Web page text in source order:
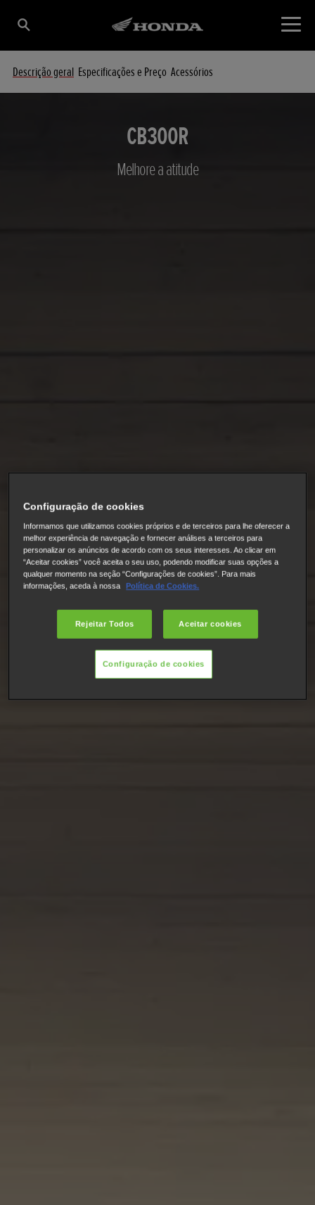
Descrição geral Especificações e Preço Acessórios
CB300R
Melhore a atitude
Configuração de cookies
Informamos que utilizamos cookies próprios e de terceiros para lhe oferecer a
melhor experiência de navegação e fornecer análises a terceiros para
personalizar os anúncios de acordo com os seus interesses. Ao clicar em
“Aceitar cookies” você aceita o seu uso, podendo modificar suas opções a
qualquer momento na seção “Configurações de cookies”. Para mais
informações, aceda à nossa
Política de Cookies.
Rejeitar Todos Aceitar cookies
Configuração de cookies